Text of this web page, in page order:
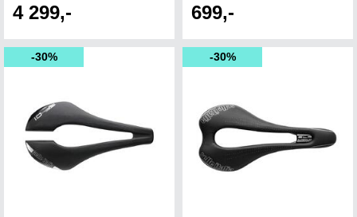
4 299,- 699,-
30% 30%